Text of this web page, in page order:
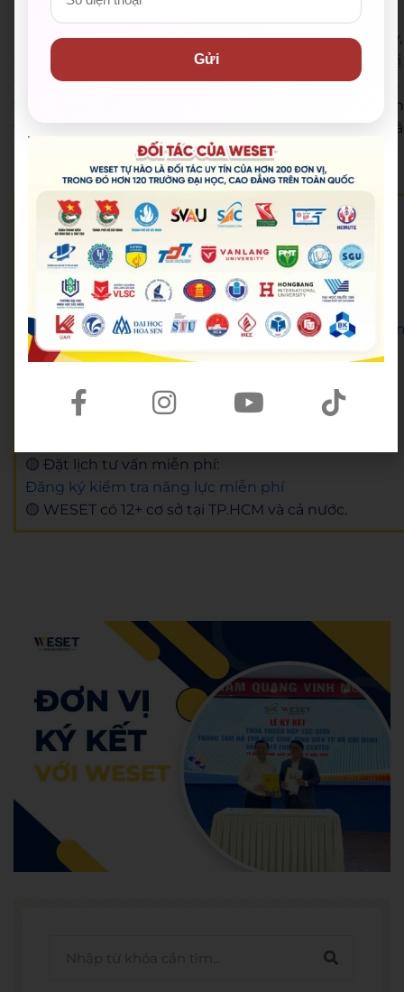
WESET tin tưởng rằng thông qua sự kiện hợp tác này,
sẽ có một bước tiến lớn trong việc tạo ra những giá trị
thiết thực về kiến thức và kỹ năng cho các đoàn viên,
thanh niên. Nắm vững khả năng ngoại ngữ, đoàn viên
và thanh niên sẽ tự tin hơn trong việc tham gia vào xã
hội toàn cầu, và góp phần vào sự phát triển của đất
WESET English Center là đối tác của
Đoàn Thanh niên Bộ Giáo dục và Đào tạo
Thành Đoàn – Hội Sinh viên Việt Nam TP.HCM,
Trung tâm Hỗ trợ Học sinh, sinh viên TP.HCM, hơn
120 trường
Đại học – Cao đẳng trên toàn quốc và
UniMedia – đơn vị tổ chức Hoa hậu Hoàn vũ Việt
🟡 Email:
support@weset.edu.vn
🟡 Website:
https://weset.edu.vn/
🟡 Đặt lịch tư vấn miễn phí:
Đăng ký kiểm tra năng lực miễn phí
🟡 WESET có 12+ cơ sở tại TP.HCM và cả nước.
Gửi